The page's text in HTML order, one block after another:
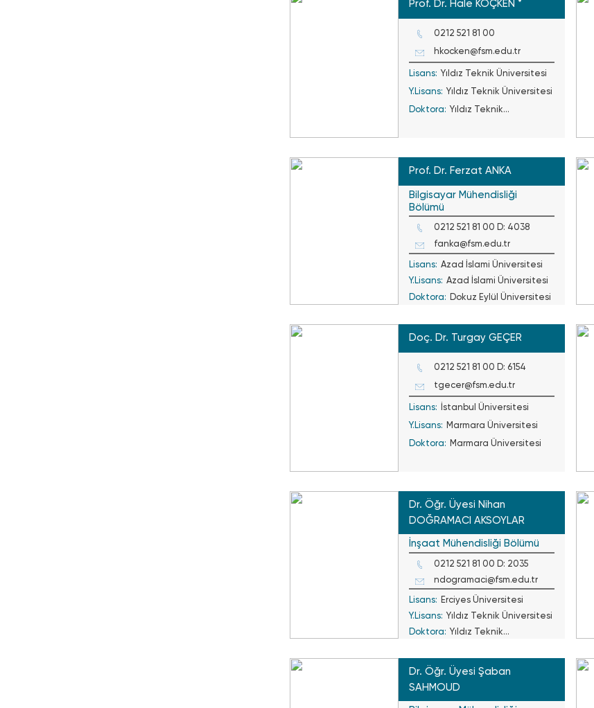
Prof. Dr. Hale KÖÇKEN *
0212 521 81 00
hkocken@fsm.edu.tr
Lisans: Yıldız Teknik Üniversitesi
Y.Lisans: Yıldız Teknik Üniversitesi
Doktora: Yıldız Teknik
Prof. Dr. Ferzat ANKA
Bilgisayar Mühendisliği
Bölümü
0212 521 81 00 D: 4038
fanka@fsm.edu.tr
Lisans: Azad İslami Üniversitesi
Y.Lisans: Azad İslami Üniversitesi
Doktora: Dokuz Eylül Üniversitesi
Doç. Dr. Turgay GEÇER
0212 521 81 00 D: 6154
tgecer@fsm.edu.tr
Lisans: İstanbul Üniversitesi
Y.Lisans: Marmara Üniversitesi
Doktora: Marmara Üniversitesi
Dr. Öğr. Üyesi Nihan
DOĞRAMACI AKSOYLAR
İnşaat Mühendisliği Bölümü
0212 521 81 00 D: 2035
ndogramaci@fsm.edu.tr
Lisans: Erciyes Üniversitesi
Y.Lisans: Yıldız Teknik Üniversitesi
Doktora: Yıldız Teknik
Dr. Öğr. Üyesi Şaban
SAHMOUD